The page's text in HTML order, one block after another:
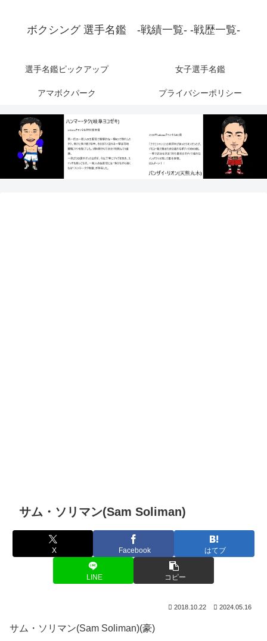
ボクシング 選手名鑑 -戦績一覧- -戦歴一覧-
選手名鑑ピックアップ 女子選手名鑑
アマボクパーク プライバシーポリシー
サム・ソリマン(Sam Soliman)
X Facebook はてブ
LINE コピー
2018.10.22 2024.05.16
サム・ソリマン(Sam Soliman)(豪)